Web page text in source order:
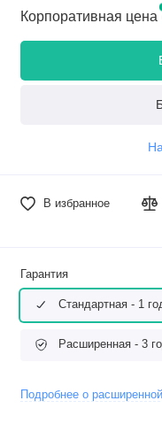
Корпоративная
В избранное
Гарантия
Стандартная - 1
Расширенная - 3
Подробнее о